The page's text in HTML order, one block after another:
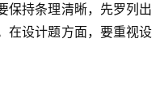
保持条理清晰，先罗列出
在设计题方面，要重视设